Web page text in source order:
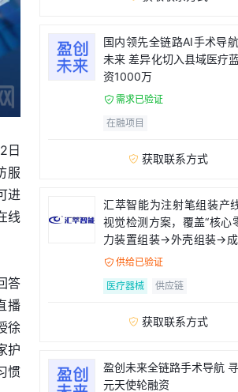
日
服
进
线
答
播
徐
护
惯
国内领先全链路AI手术导
未来 差异化切入县域医疗
资1000万
 需求已验证
在融项目
 获取联系方式
汇萃智能为注射笔组装产
视觉检测方案，覆盖“核
力装置组装→外壳组装→成
流程
 供给已验证
医疗器械
供应链
 获取联系方式
盈创未来全链路手术导航
元天使轮融资